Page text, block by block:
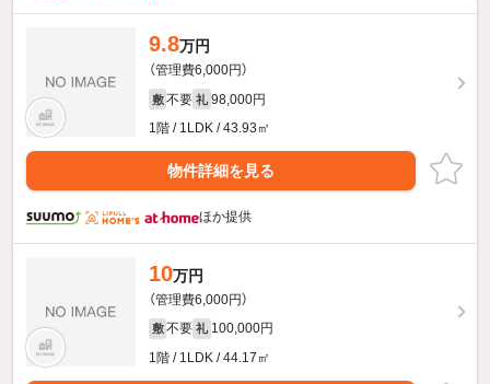
9.8万円
（管理費6,000円）
敷 不要 礼 98,000円
1階 / 1LDK / 43.93㎡
物件詳細を見る
ほか提供
10万円
（管理費6,000円）
敷 不要 礼 100,000円
1階 / 1LDK / 44.17㎡